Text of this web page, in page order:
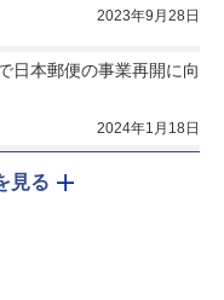
2023年9月28日
日本郵便の事業再開に向
2024年1月18日
見る